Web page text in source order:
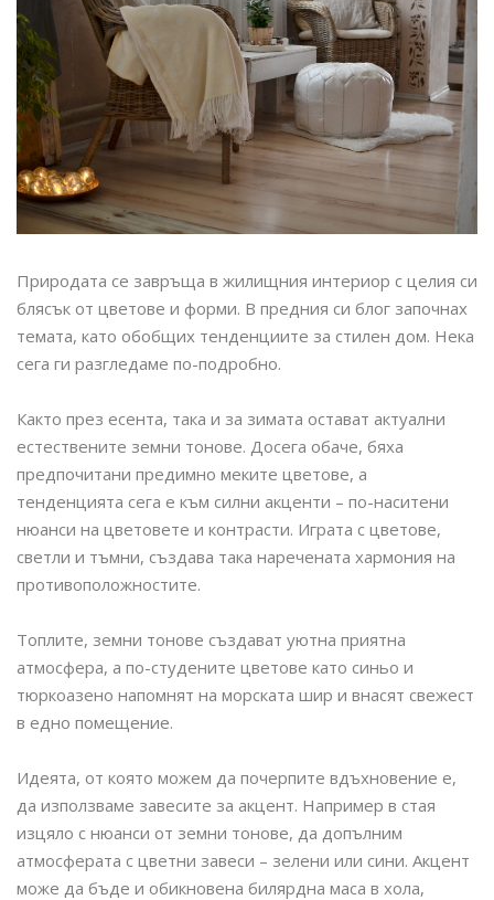
Природата се завръща в жилищния интериор с целия си
блясък от цветове и форми. В предния си блог започнах
темата, като обобщих тенденциите за стилен дом. Нека
сега ги разгледаме по-подробно.
Както през есента, така и за зимата остават актуални
естествените земни тонове. Досега обаче, бяха
предпочитани предимно меките цветове, а
тенденцията сега е към силни акценти – по-наситени
нюанси на цветовете и контрасти. Играта с цветове,
светли и тъмни, създава така наречената хармония на
противоположностите.
Топлите, земни тонове създават уютна приятна
атмосфера, а по-студените цветове като синьо и
тюркоазено напомнят на морската шир и внасят свежест
в едно помещение.
Идеята, от която можем да почерпите вдъхновение е,
да използваме завесите за акцент. Например в стая
изцяло с нюанси от земни тонове, да допълним
атмосферата с цветни завеси – зелени или сини. Акцент
може да бъде и обикновена билярдна маса в хола,